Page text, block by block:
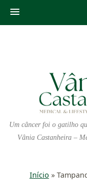
Um câncer foi o gatilho
Vânia Castanheira –
Início »